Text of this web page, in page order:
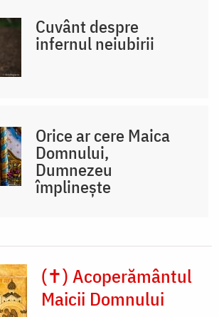
Cuvânt despre
infernul neiubirii
Orice ar cere Maica
Domnului,
Dumnezeu
împlinește
(✝) Acoperământul
Maicii Domnului